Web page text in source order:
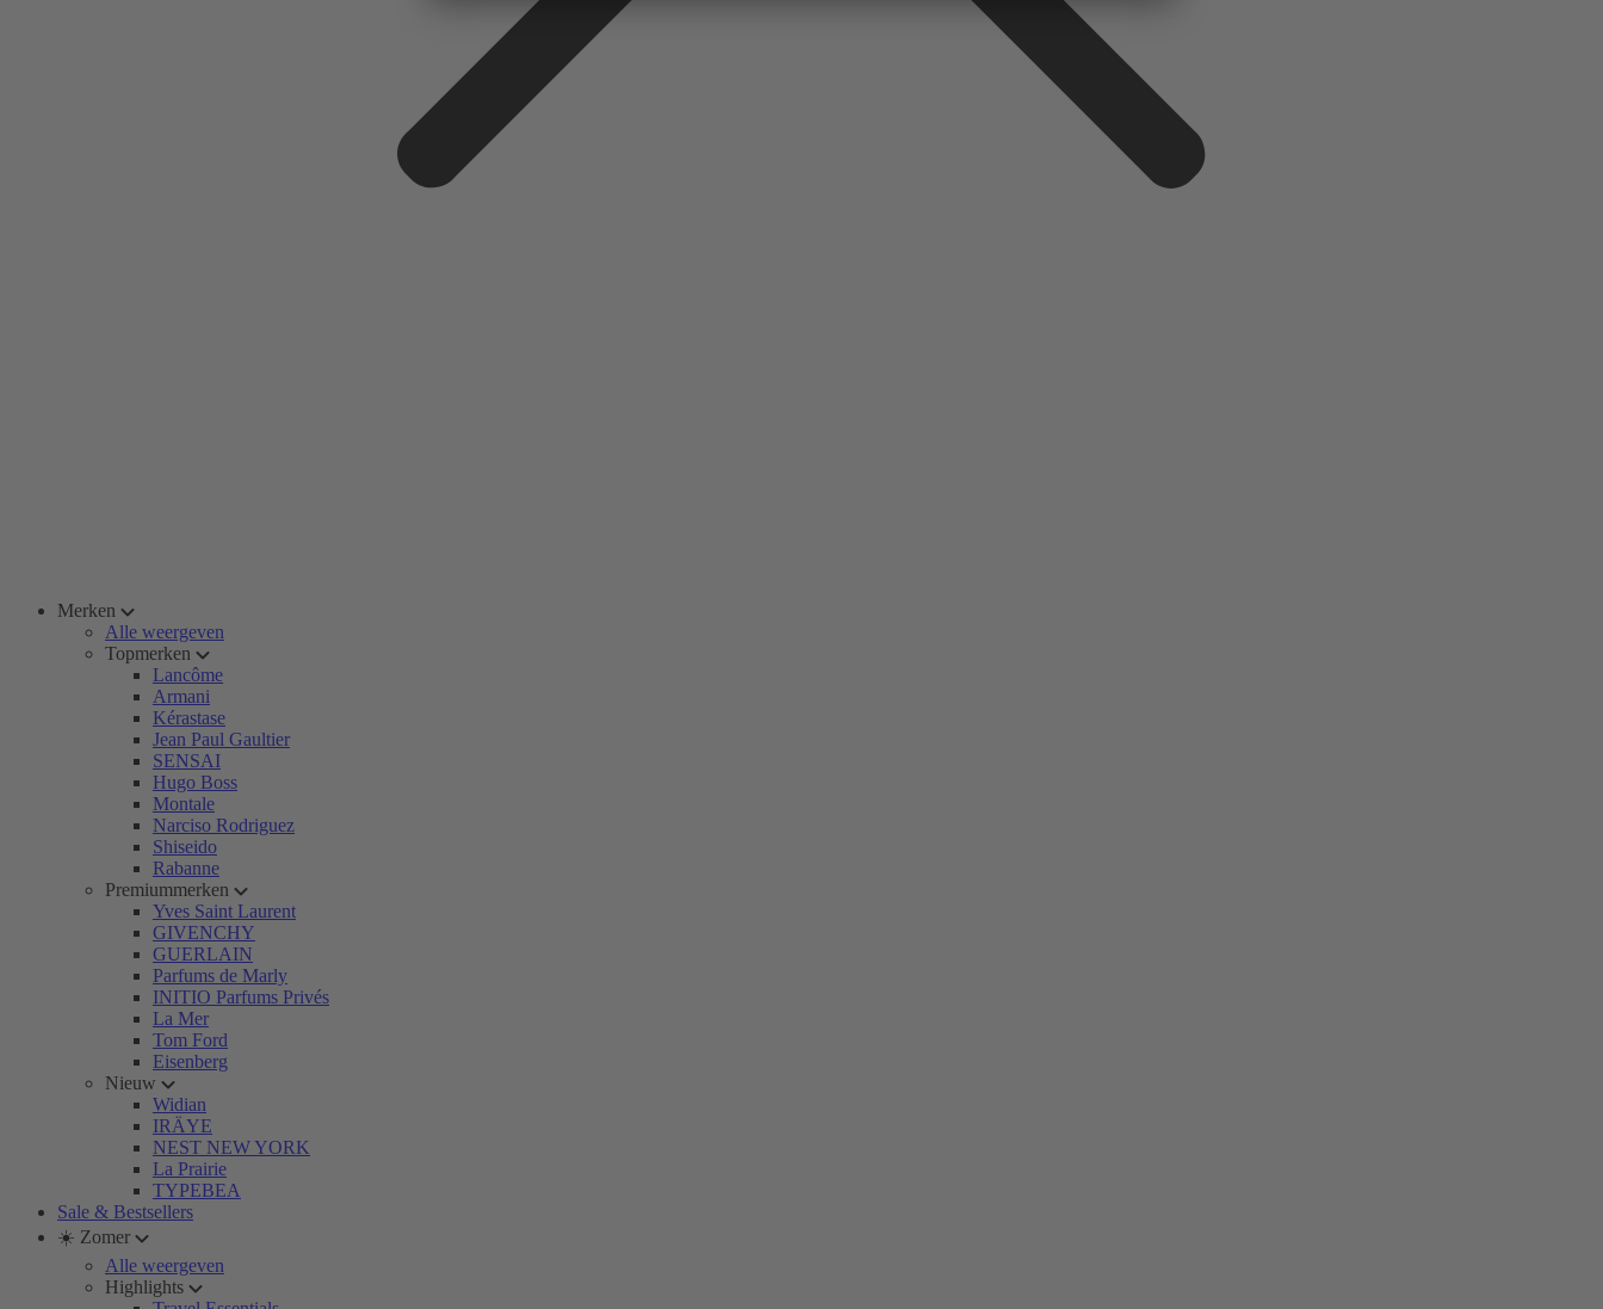
Merken
Alle weergeven
Topmerken
Lancôme
Armani
Kérastase
Jean Paul Gaultier
SENSAI
Hugo Boss
Montale
Narciso Rodriguez
Shiseido
Rabanne
Premiummerken
Yves Saint Laurent
GIVENCHY
GUERLAIN
Parfums de Marly
INITIO Parfums Privés
La Mer
Tom Ford
Eisenberg
Nieuw
Widian
IRÄYE
NEST NEW YORK
La Prairie
TYPEBEA
Sale & Bestsellers
☀️ Zomer
Alle weergeven
Highlights